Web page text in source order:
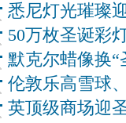
悉尼灯光璀璨
50万枚圣诞彩
默克尔蜡像换“
伦敦乐高雪球
英顶级商场迎